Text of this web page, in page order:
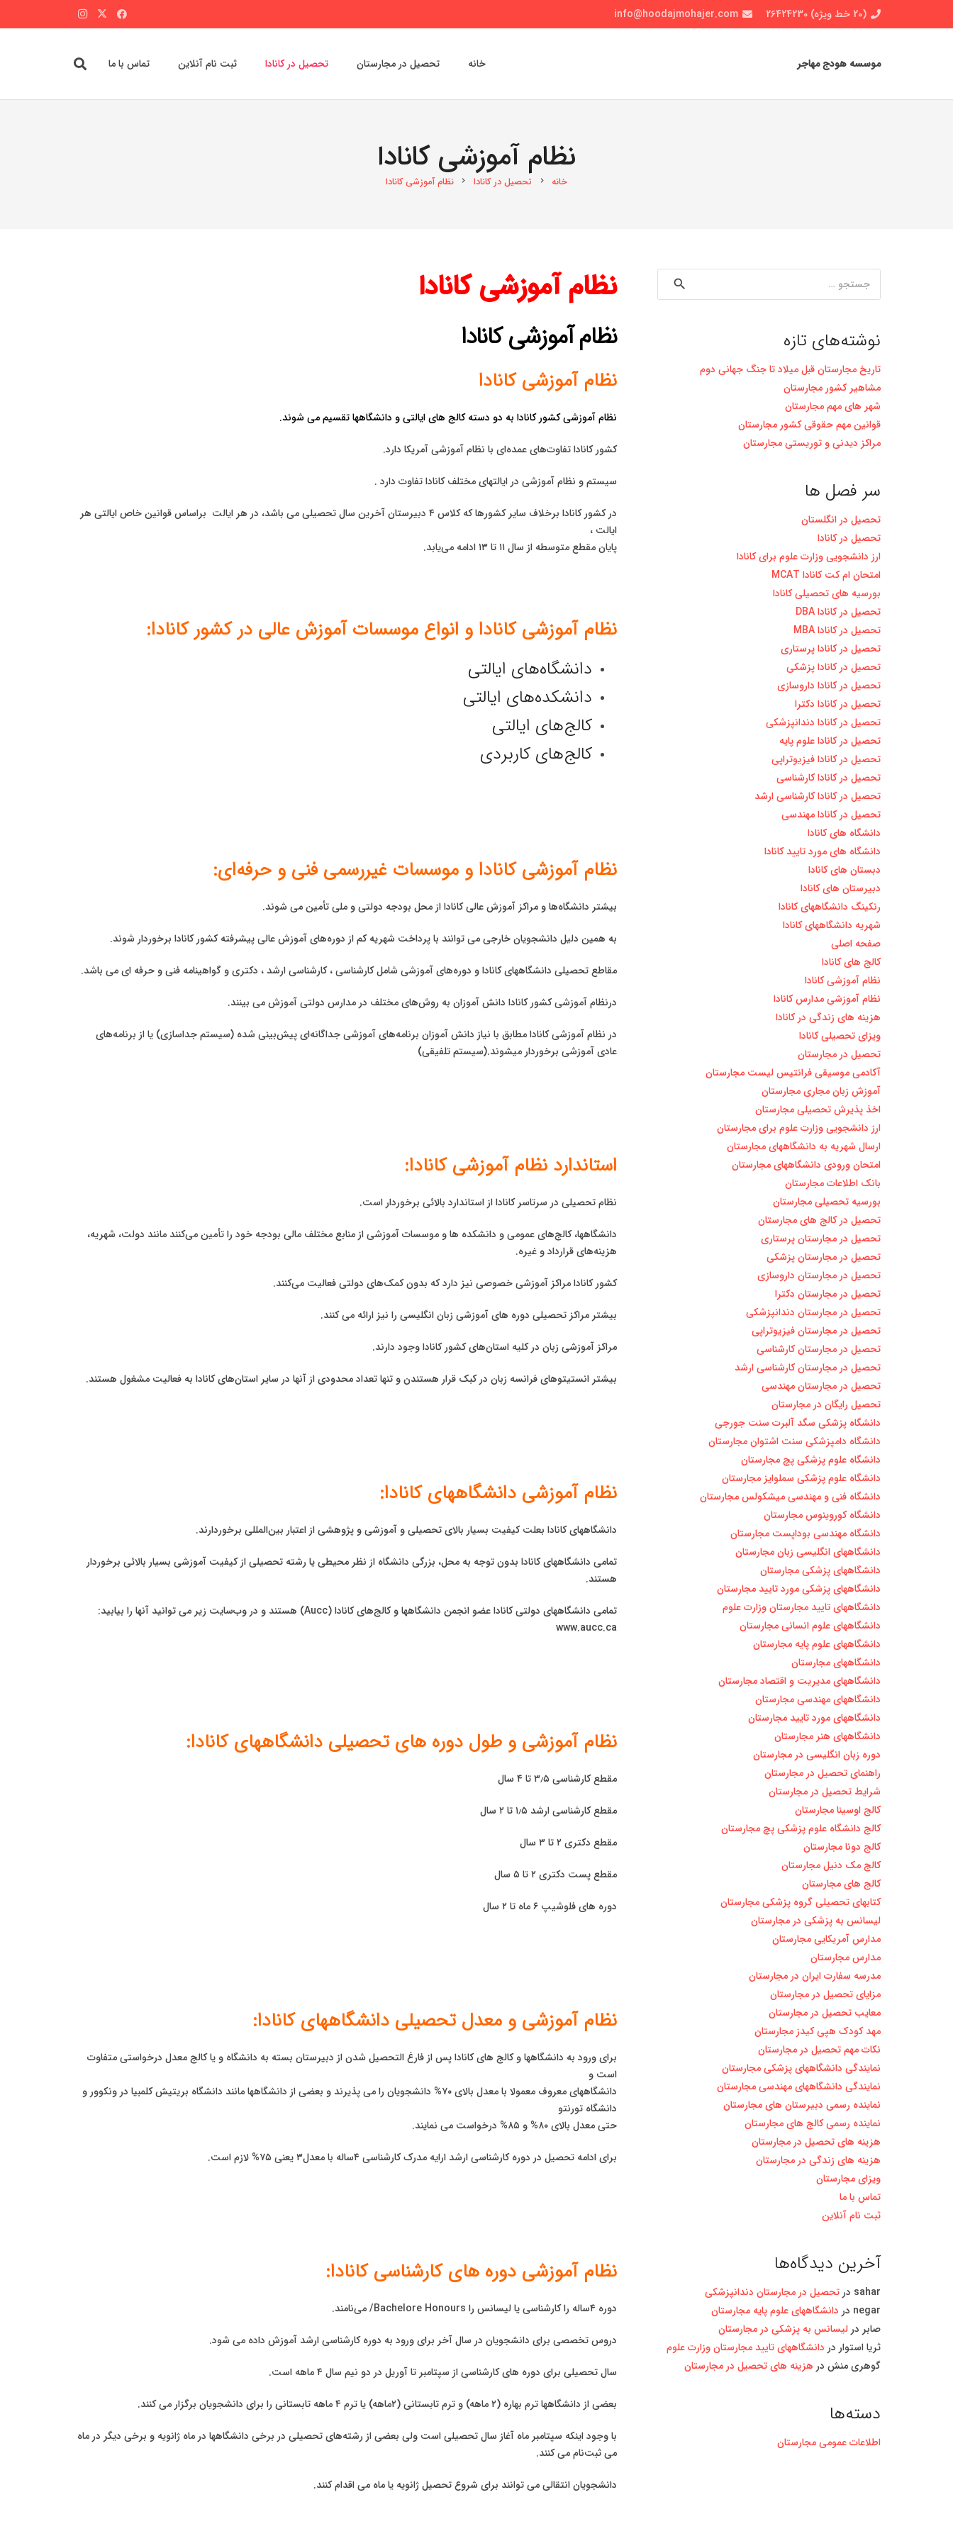
(20 خط ویژه) 26424230 info@hoodajmohajer.com
موسسه هودج مهاجر خانه تحصیل در مجارستان تحصیل در کانادا ثبت نام آنلاین تماس با ما
نظام آموزشی کانادا
خانه chevron_right تحصیل در کانادا chevron_right نظام آموزشی کانادا
نظام آموزشی کانادا
نظام آموزشی کانادا
نظام آموزشی کانادا
نظام آموزشی کشور کانادا به دو دسته کالج های ایالتی و دانشگاهها تقسیم می شوند.
کشور کانادا تفاوت‌های عمده‌ای با نظام آموزشی آمریکا دارد.
سیستم و نظام آموزشی در ایالتهای مختلف کانادا تفاوت دارد .
در کشور کانادا برخلاف سایر کشورها که کلاس ۴ دبیرستان آخرین سال تحصیلی می باشد، در هر ایالت براساس قوانین خاص ایالتی هر
ایالت ،
پایان مقطع متوسطه از سال ۱۱ تا ۱۳ ادامه می‌یابد.
نظام آموزشی کانادا و انواع موسسات آموزش عالی در کشور کانادا:
دانشگاه‌های ایالتی
دانشکده‌های ایالتی
کالج‌های ایالتی
کالج‌های کاربردی
نظام آموزشی کانادا و موسسات غیررسمی فنی و حرفه‌ای:
بیشتر دانشگاه‌ها و مراکز آموزش عالی کانادا از محل بودجه دولتی و ملی تأمین می شوند.
به همین دلیل دانشجویان خارجی می توانند با پرداخت شهریه کم از دوره‌های آموزش عالی پیشرفته کشور کانادا برخوردار شوند.
مقاطع تحصیلی دانشگاههای کانادا و دوره‌های آموزشی شامل کارشناسی ، کارشناسی ارشد ، دکتری و گواهینامه فنی و حرفه ای می باشد.
درنظام آموزشی کشور کانادا دانش آموزان به روش‌های مختلف در مدارس دولتی آموزش می بینند.
در نظام آموزشی کانادا مطابق با نیاز دانش آموزان برنامه‌های آموزشی جداگانه‌ای پیش‌بینی شده (سیستم جداسازی) یا از برنامه‌های
عادی آموزشی برخوردار میشوند.(سیستم تلفیقی)
استاندارد نظام آموزشی کانادا:
نظام تحصیلی در سرتاسر کانادا از استاندارد بالائی برخوردار است.
دانشگاهها، کالج‌های عمومی و دانشکده ها و موسسات آموزشی از منابع مختلف مالی بودجه خود را تأمین می‌کنند مانند دولت، شهریه،
هزینه‌های قرارداد و غیره.
کشور کانادا مراکز آموزشی خصوصی نیز دارد که بدون کمک‌های دولتی فعالیت می‌کنند.
بیشتر مراکز تحصیلی دوره های آموزشی زبان انگلیسی را نیز ارائه می کنند.
مراکز آموزشی زبان در کلیه استان‌های کشور کانادا وجود دارند.
بیشتر انستیتوهای فرانسه زبان در کبک قرار هستندن و تنها تعداد محدودی از آنها در سایر استان‌های کانادا به فعالیت مشغول هستند.
نظام آموزشی دانشگاههای کانادا:
دانشگاههای کانادا بعلت کیفیت بسیار بالای تحصیلی و آموزشی و پژوهشی از اعتبار بین‌المللی برخوردارند.
تمامی دانشگاههای کانادا بدون توجه به محل، بزرگی دانشگاه از نظر محیطی یا رشته تحصیلی از کیفیت آموزشی بسیار بالائی برخوردار
هستند.
تمامی دانشگاههای دولتی کانادا عضو انجمن دانشگاهها و کالج‌های کانادا (Aucc) هستند و در وب‌سایت زیر می توانید آنها را بیابید:
www.aucc.ca
نظام آموزشی و طول دوره های تحصیلی دانشگاههای کانادا:
مقطع کارشناسی ۳٫۵ تا ۴ سال
مقطع کارشناسی ارشد ۱٫۵ تا ۲ سال
مقطع دکتری ۲ تا ۳ سال
مقطع پست دکتری ۲ تا ۵ سال
دوره های فلوشیپ ۶ ماه تا ۲ سال
نظام آموزشی و معدل تحصیلی دانشگاههای کانادا:
برای ورود به دانشگاهها و کالج های کانادا پس از فارغ التحصیل شدن از دبیرستان بسته به دانشگاه و یا کالج معدل درخواستی متفاوت
است و
دانشگاههای معروف معمولا با معدل بالای ۷۰% دانشجویان را می پذیرند و بعضی از دانشگاهها مانند دانشگاه بریتیش کلمبیا در ونکوور و
دانشگاه تورنتو
حتی معدل بالای ۸۰% و ۸۵% درخواست می نمایند.
برای ادامه تحصیل در دوره کارشناسی ارشد ارایه مدرک کارشناسی ۴ساله با معدل۳ یعنی ۷۵% لازم است.
نظام آموزشی دوره های کارشناسی کانادا:
دوره ۴ساله را کارشناسی یا لیسانس را Bachelore Honours/ می‌نامند.
دروس تخصصی برای دانشجویان در سال آخر برای ورود به دوره کارشناسی ارشد آموزش داده می شود.
سال تحصیلی برای دوره های کارشناسی از سپتامبر تا آوریل در دو نیم سال ۴ ماهه است.
بعضی از دانشگاهها ترم بهاره (۲ ماهه) و ترم تابستانی (۲ماهه) یا ترم ۴ ماهه تابستانی را برای دانشجویان برگزار می کنند.
با وجود اینکه سپتامبر ماه آغاز سال تحصیلی است ولی بعضی از رشته‌های تحصیلی در برخی دانشگاهها در ماه ژانویه و برخی دیگر در ماه
می ثبت‌‌نام می کنند.
دانشجویان انتقالی می توانند برای شروع تحصیل ژانویه یا ماه می اقدام کنند.
برای:
نوشته‌های تازه
تاریخ مجارستان قبل میلاد تا جنگ جهانی دوم
مشاهیر کشور مجارستان
شهر های مهم مجارستان
قوانین مهم حقوقی کشور مجارستان
مراکز دیدنی و توریستی مجارستان
سر فصل ها
تحصیل در انگلستان
تحصیل در کانادا
ارز دانشجویی وزارت علوم برای کانادا
امتحان ام کت کانادا MCAT
بورسیه های تحصیلی کانادا
تحصیل در کانادا DBA
تحصیل در کانادا MBA
تحصیل در کانادا پرستاری
تحصیل در کانادا پزشکی
تحصیل در کانادا داروسازی
تحصیل در کانادا دکترا
تحصیل در کانادا دندانپزشکی
تحصیل در کانادا علوم پایه
تحصیل در کانادا فیزیوتراپی
تحصیل در کانادا کارشناسی
تحصیل در کانادا کارشناسی ارشد
تحصیل در کانادا مهندسی
دانشگاه های کانادا
دانشگاه های مورد تایید کانادا
دبستان های کانادا
دبیرستان های کانادا
رنکینگ دانشگاههای کانادا
شهریه دانشگاههای کانادا
صفحه اصلی
کالج های کانادا
نظام آموزشی کانادا
نظام آموزشی مدارس کانادا
هزینه های زندگی در کانادا
ویزای تحصیلی کانادا
تحصیل در مجارستان
آکادمی موسیقی فرانتیس لیست مجارستان
آموزش زبان مجاری مجارستان
اخذ پذیرش تحصیلی مجارستان
ارز دانشجویی وزارت علوم برای مجارستان
ارسال شهریه به دانشگاههای مجارستان
امتحان ورودی دانشگاههای مجارستان
بانک اطلاعات مجارستان
بورسیه تحصیلی مجارستان
تحصیل در کالج های مجارستان
تحصیل در مجارستان پرستاری
تحصیل در مجارستان پزشکی
تحصیل در مجارستان داروسازی
تحصیل در مجارستان دکترا
تحصیل در مجارستان دندانپزشکی
تحصیل در مجارستان فیزیوتراپی
تحصیل در مجارستان کارشناسی
تحصیل در مجارستان کارشناسی ارشد
تحصیل در مجارستان مهندسی
تحصیل رایگان در مجارستان
دانشگاه پزشکی سگد آلبرت سنت جورجی
دانشگاه دامپزشکی سنت اشتوان مجارستان
دانشگاه علوم پزشکی پچ مجارستان
دانشگاه علوم پزشکی سملوایز مجارستان
دانشگاه فنی و مهندسی میشکولس مجارستان
دانشگاه کوروینوس مجارستان
دانشگاه مهندسی بوداپست مجارستان
دانشگاههای انگلیسی زبان مجارستان
دانشگاههای پزشکی مجارستان
دانشگاههای پزشکی مورد تایید مجارستان
دانشگاههای تایید مجارستان وزارت علوم
دانشگاههای علوم انسانی مجارستان
دانشگاههای علوم پایه مجارستان
دانشگاههای مجارستان
دانشگاههای مدیریت و اقتصاد مجارستان
دانشگاههای مهندسی مجارستان
دانشگاههای مورد تایيد مجارستان
دانشگاههای هنر مجارستان
دوره زبان انگليسی در مجارستان
راهنمای تحصیل در مجارستان
شرایط تحصیل در مجارستان
کالج اوسینا مجارستان
کالج دانشگاه علوم پزشکی پچ مجارستان
کالج دونا مجارستان
کالج مک دنیل مجارستان
کالج های مجارستان
کتابهای تحصیلی گروه پزشکی مجارستان
لیسانس به پزشکی در مجارستان
مدارس آمریکایی مجارستان
مدارس مجارستان
مدرسه سفارت ایران در مجارستان
مزایای تحصیل در مجارستان
معایب تحصیل در مجارستان
مهد کودک هپی کیدز مجارستان
نکات مهم تحصیل در مجارستان
نمایندگی دانشگاههای پزشکی مجارستان
نمایندگی دانشگاههای مهندسی مجارستان
نماینده رسمی دبیرستان های مجارستان
نماینده رسمی کالج های مجارستان
هزینه های تحصیل در مجارستان
هزینه های زندگی در مجارستان
ویزای مجارستان
تماس با ما
ثبت نام آنلاین
آخرین دیدگاه‌ها
sahar در تحصیل در مجارستان دندانپزشکی
negar در دانشگاههای علوم پایه مجارستان
صابر در لیسانس به پزشکی در مجارستان
ثریا استوار در دانشگاههای تایید مجارستان وزارت علوم
گوهری منش در هزینه های تحصیل در مجارستان
دسته‌ها
اطلاعات عمومی مجارستان